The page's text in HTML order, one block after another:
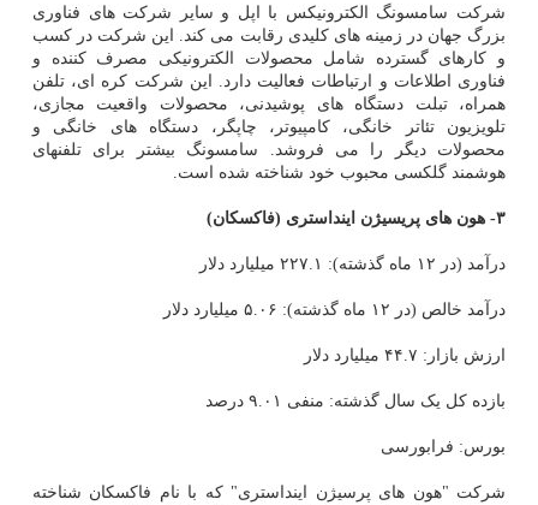
شرکت سامسونگ الکترونیکس با اپل و سایر شرکت های فناوری
بزرگ جهان در زمینه های کلیدی رقابت می کند. این شرکت در کسب
و کارهای گسترده شامل محصولات الکترونیکی مصرف کننده و
فناوری اطلاعات و ارتباطات فعالیت دارد. این شرکت کره ای، تلفن
همراه، تبلت دستگاه های پوشیدنی، محصولات واقعیت مجازی،
تلویزیون تئاتر خانگی، کامپیوتر، چاپگر، دستگاه های خانگی و
محصولات دیگر را می فروشد. سامسونگ بیشتر برای تلفنهای
هوشمند گلکسی محبوب خود شناخته شده است.
۳- هون های پریسیژن اینداستری (فاکسکان)
درآمد (در ۱۲ ماه گذشته): ۲۲۷.۱ میلیارد دلار
درآمد خالص (در ۱۲ ماه گذشته): ۵.۰۶ میلیارد دلار
ارزش بازار: ۴۴.۷ میلیارد دلار
بازده کل یک سال گذشته: منفی ۹.۰۱ درصد
بورس: فرابورسی
شرکت "هون های پرسیژن اینداستری" که با نام فاکسکان شناخته